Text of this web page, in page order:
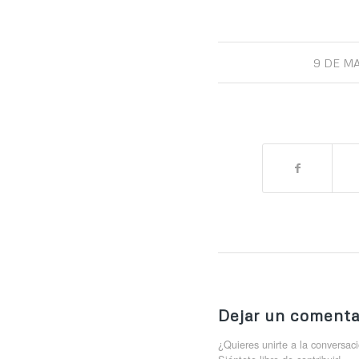
9 DE
Dejar un
¿Quieres unirte a la